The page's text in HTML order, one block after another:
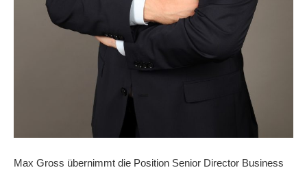
Max Gross übernimmt die Position Senior Director Business